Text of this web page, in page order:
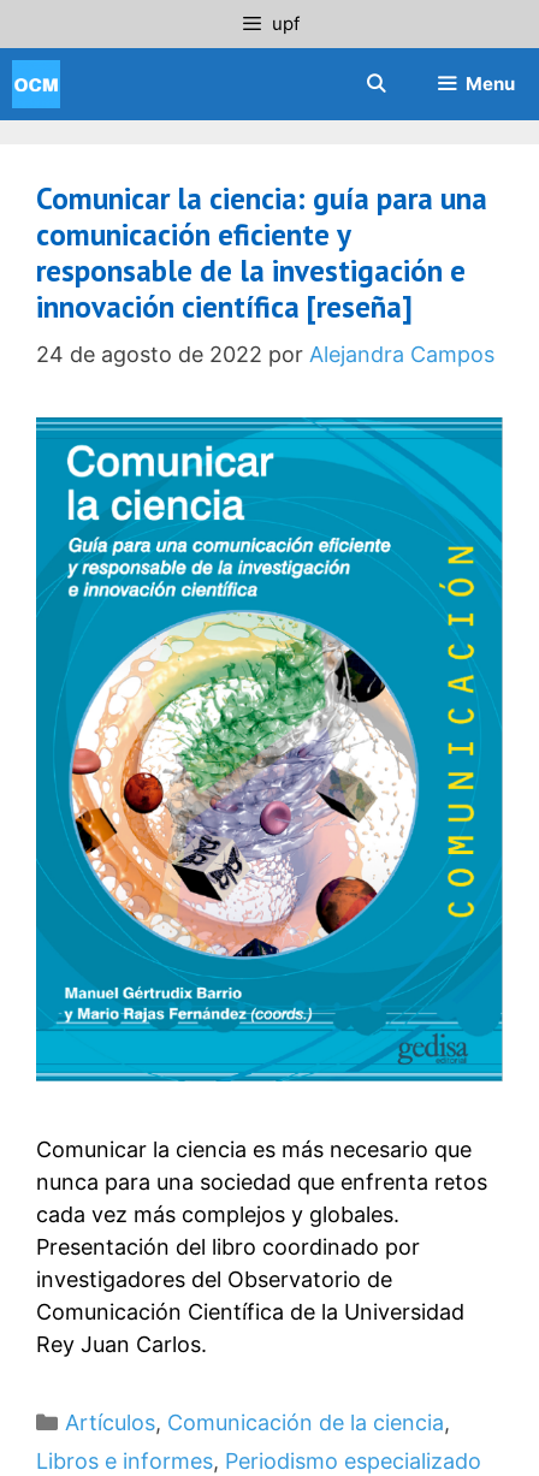
al
contenido
upf
Menu
Comunicar la ciencia: guía para una
comunicación eficiente y
responsable de la investigación e
innovación científica [reseña]
24 de agosto de 2022 por Alejandra Campos
Comunicar la ciencia es más necesario que
nunca para una sociedad que enfrenta retos
cada vez más complejos y globales.
Presentación del libro coordinado por
investigadores del Observatorio de
Comunicación Científica de la Universidad
Rey Juan Carlos.
Categorías
Artículos, Comunicación de la ciencia,
Libros e informes, Periodismo especializado